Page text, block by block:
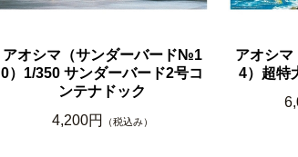
アオシマ（サンダーバード№1
0）1/350 サンダーバード2号コ
ンテナドック
4,200円
（税込み）
アオシ
4）超特